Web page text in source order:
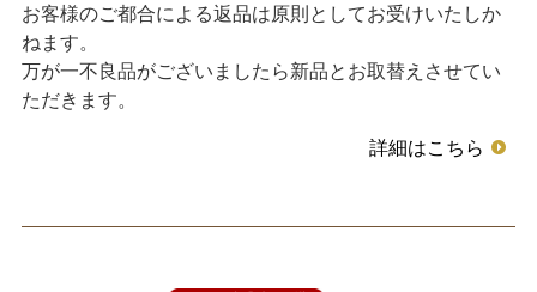
お客様のご都合による返品は原則としてお受けいたしか
ねます。
万が一不良品がございましたら新品とお取替えさせてい
ただきます。
詳細はこちら